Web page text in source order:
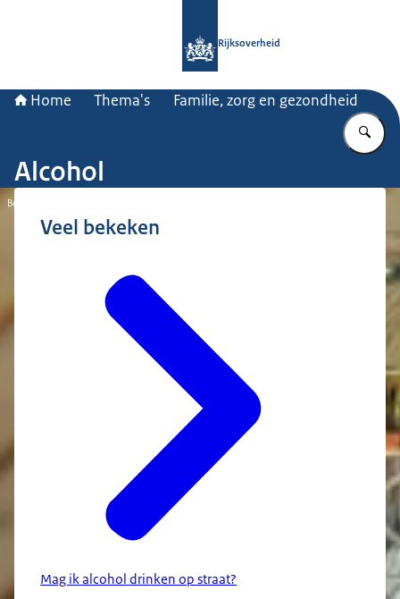
Rijksoverheid
Home Thema's Familie, zorg en gezondheid
Alcohol
Beeld: © Hollandse Hoogte / Paul van Riel
Veel bekeken
Mag ik alcohol drinken op straat?